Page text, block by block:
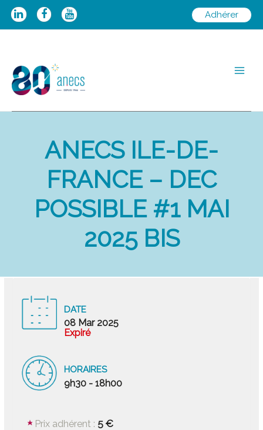
Aller
Adhérer
ANECS ILE-DE-
FRANCE – DEC
POSSIBLE #1 MAI
2025 BIS
DATE
08 Mar 2025
Expiré
HORAIRES
9h30 - 18h00
Prix adhérent : 5 €